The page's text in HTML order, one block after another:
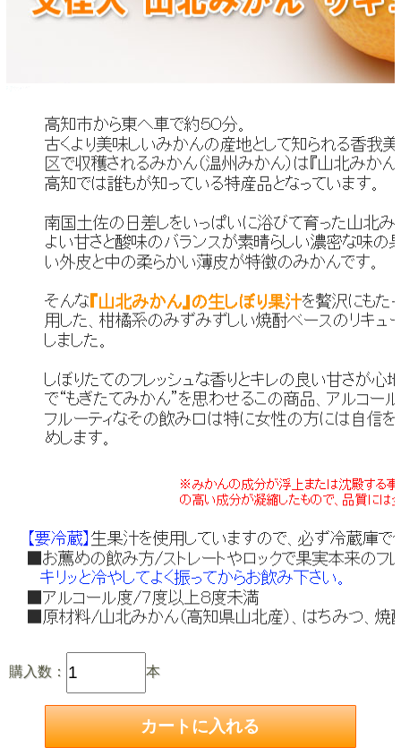
購入数： 本